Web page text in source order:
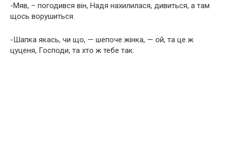
-Мяв, – погодився він, Надя нахилилася, дивиться, а там
щось ворушиться.
-Шапка якась, чи що, — шепоче жінка, — ой, та це ж
цуценя, Господи, та хто ж тебе так.